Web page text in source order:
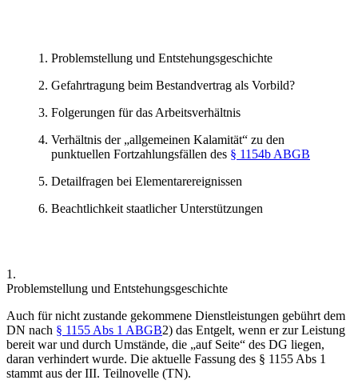
Problemstellung und Entstehungsgeschichte
Gefahrtragung beim Bestandvertrag als Vorbild?
Folgerungen für das Arbeitsverhältnis
Verhältnis der „allgemeinen Kalamität“ zu den
punktuellen Fortzahlungsfällen des § 1154b ABGB
Detailfragen bei Elementarereignissen
Beachtlichkeit staatlicher Unterstützungen
1.
Problemstellung und Entstehungsgeschichte
Auch fürnicht zustande gekommene Dienstleistungen gebührt dem
DN nach § 1155 Abs 1 ABGB2) das Entgelt, wenn er zur Leistung
bereit war und durch Umstände, die „auf Seite“ des DG liegen,
daran verhindert wurde. Die aktuelle Fassung des § 1155 Abs 1
stammt aus der III. Teilnovelle (TN).